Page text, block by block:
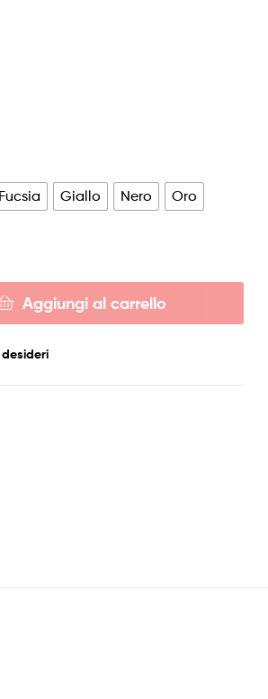
Fucsia Giallo Nero
Oro
Aggiungi al carrello